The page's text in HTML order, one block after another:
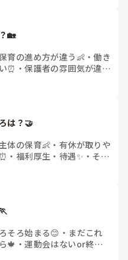
🏡
育の進め方が違う👶 ・働き
⏰ ・保護者の雰囲気が違う
体の保育👶 ・ 有休が取りや
・ 福利厚生・待遇✨ ・ その
そろ始まる😊 ・ まだこれ
🍁 ・運動会はないor終わ